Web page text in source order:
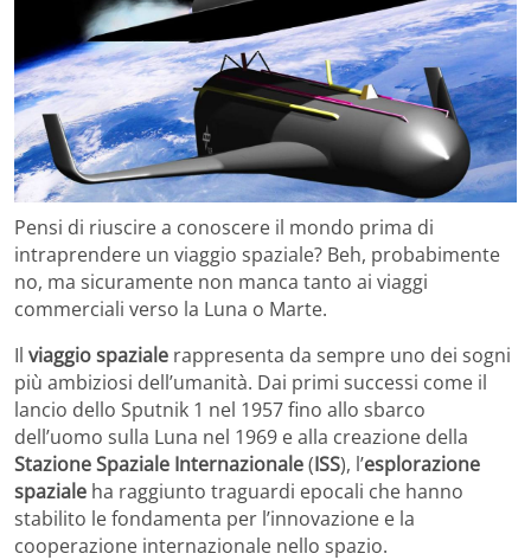
Pensi di riuscire a conoscere il mondo prima di
intraprendere un viaggio spaziale? Beh, probabimente
no, ma sicuramente non manca tanto ai viaggi
commerciali verso la Luna o Marte.
Il viaggio spaziale rappresenta da sempre uno dei sogni
più ambiziosi dell’umanità. Dai primi successi come il
lancio dello Sputnik 1 nel 1957 fino allo sbarco
dell’uomo sulla Luna nel 1969 e alla creazione della
Stazione Spaziale Internazionale(ISS), l’esplorazione
spaziale ha raggiunto traguardi epocali che hanno
stabilito le fondamenta per l’innovazione e la
cooperazione internazionale nello spazio.